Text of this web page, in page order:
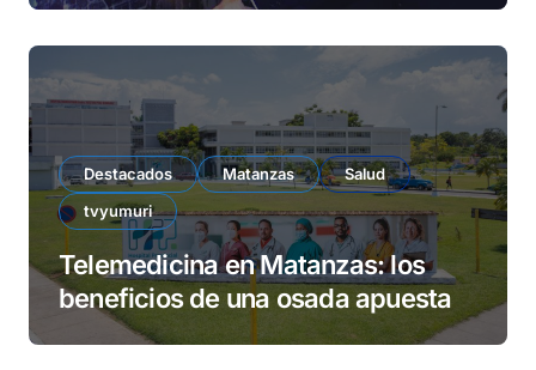
Destacados Matanzas
Salud
tvyumuri
Telemedicina en Matanzas: los
beneficios de una osada apuesta